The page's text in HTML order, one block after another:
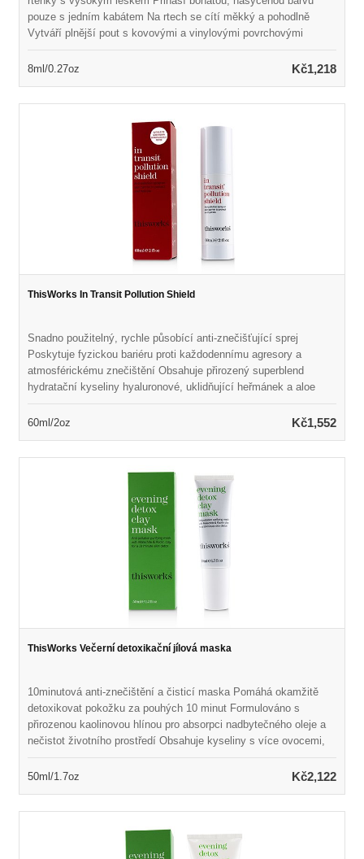
pouze s jedním kabátem Na rtech se cítí měkký a pohodlně
Vytváří plnější pout s kovovými a vinylovými povrchovými
rovnoměrně distribuuje barvu Bez parabenů, laurylsulfátu
8ml/0.27oz Kč1,218
ThisWorks In Transit Pollution Shield
Snadno použitelný, rychle působící anti-znečišťující sprej
Poskytuje fyzickou bariéru proti každodennímu agresory a
atmosférickému znečištění Obsahuje přirozený superblend
hydratační kyseliny hyaluronové, uklidňující heřmánek a aloe
polysacharidem pro zachycení částic uhlíku, těžké kovy a
60ml/2oz Kč1,552
ThisWorks Večerní detoxikační jílová maska
10minutová anti-znečištění a čisticí maska Pomáhá okamžitě
detoxikovat pokožku za pouhých 10 minut Formulováno s
přirozenou kaolinovou hlínou pro absorpci nadbytečného oleje a
nečistot životního prostředí Obsahuje kyseliny s více ovocemi,
odlupovat pokožku podporou obratu buněk Naplněn drahocenným
50ml/1.7oz Kč2,122